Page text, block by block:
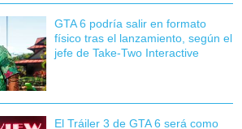
GTA 6 podría salir en formato
físico tras el lanzamiento, según el
jefe de Take-Two Interactive
El Tráiler 3 de GTA 6 será como